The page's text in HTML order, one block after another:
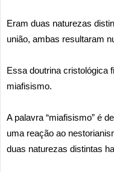
Eram duas naturezas
união, ambas resultaram
Essa doutrina cristológica
miafisismo.
A palavra “miafisismo” é
uma reação ao
duas naturezas distintas